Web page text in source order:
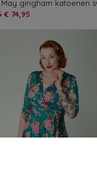
€ 74,95